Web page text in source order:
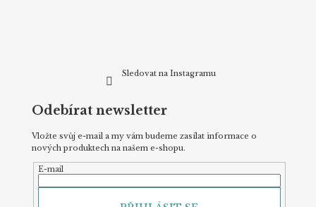
Sledovat na Instagramu
Odebírat newsletter
Vložte svůj e-mail a my vám budeme zasílat informace o
nových produktech na našem e-shopu.
E-mail